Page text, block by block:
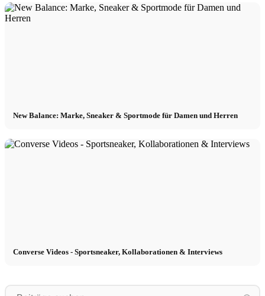
New Balance: Marke, Sneaker & Sportmode für Damen und Herren
Converse Videos - Sportsneaker, Kollaborationen & Interviews